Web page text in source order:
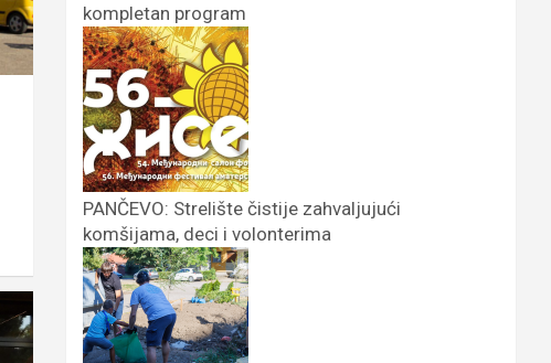
kompletan program
PANČEVO: Strelište čistije zahvaljujući
komšijama, deci i volonterima